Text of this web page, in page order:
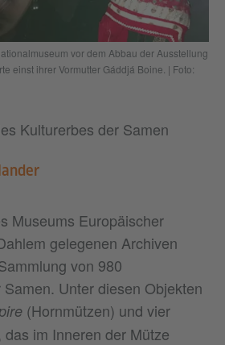
vor dem Abbau der Ausstellung
einst ihrer Vormutter Gáddjá Boine. | Foto:
Kulturerbes der Samen
Museums Europäischer
gelegenen Archiven
von 980
Unter diesen Objekten
(Hornmützen) und vier
das im Inneren der Mütze